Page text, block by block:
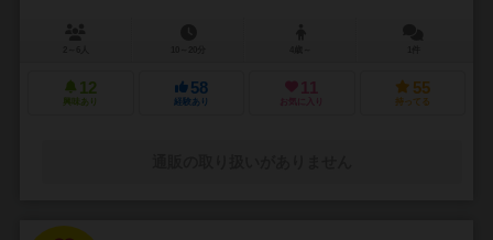
12
興味あり
58
経験あり
11
お気に入り
55
持ってる